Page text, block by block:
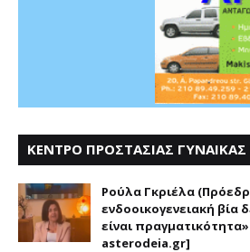
ΚΕΝΤΡΟ ΠΡΟΣΤΑΣΙΑΣ
Ρούλα Γκριέλα
ενδοοικογενειακή βία
είναι
asterodeia.gr]